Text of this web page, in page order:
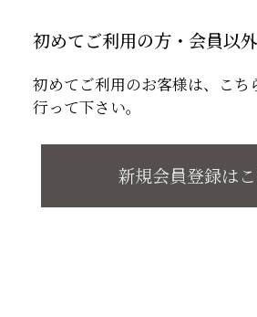
初めてご利用の方・会員以
初めてご利用のお客様は、こち
行って下さい。